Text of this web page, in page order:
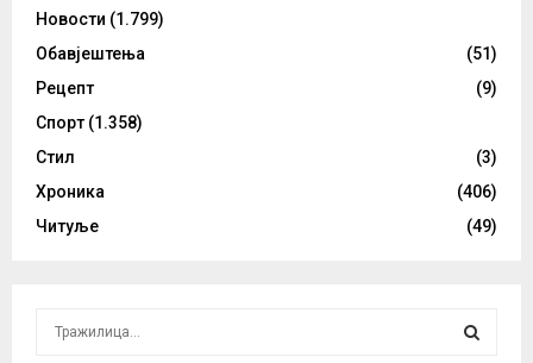
Новости (1.799)
Обавјештења
(51)
Рецепт
(9)
Спорт (1.358)
Стил
(3)
Хроника
(406)
Читуље
(49)